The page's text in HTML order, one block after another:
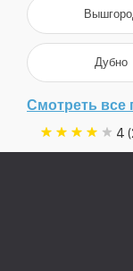
Дубно
Смотреть все
4